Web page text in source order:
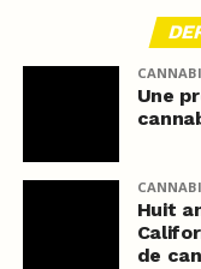
Une
Huit
de